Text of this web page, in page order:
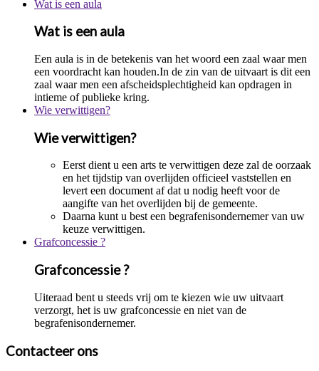
Wat is een aula
Wat is een aula
Een aula is in de betekenis van het woord een zaal waar men
een voordracht kan houden.In de zin van de uitvaart is dit een
zaal waar men een afscheidsplechtigheid kan opdragen in
intieme of publieke kring.
Wie verwittigen?
Wie verwittigen?
Eerst dient u een arts te verwittigen deze zal de oorzaak
en het tijdstip van overlijden officieel vaststellen en
levert een document af dat u nodig heeft voor de
aangifte van het overlijden bij de gemeente.
Daarna kunt u best een begrafenisondernemer van uw
keuze verwittigen.
Grafconcessie ?
Grafconcessie ?
Uiteraad bent u steeds vrij om te kiezen wie uw uitvaart
verzorgt, het is uw grafconcessie en niet van de
begrafenisondernemer.
Contacteer ons